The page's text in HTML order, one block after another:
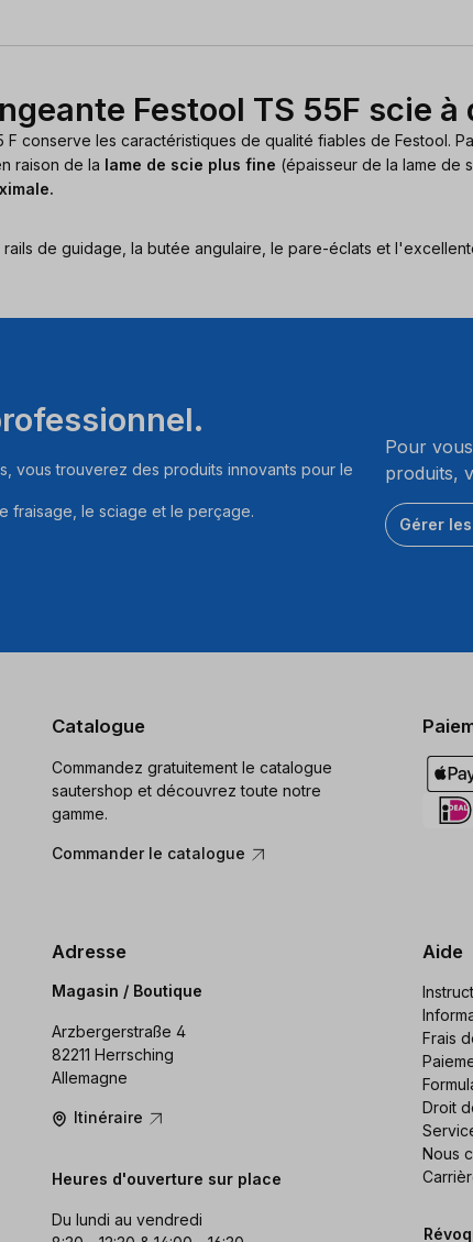
Festool TS 55F scie
conserve les caractéristiques de qualité fiables de Festool.
raison de la lame de scie plus fine (épaisseur de la lame de
de guidage, la butée angulaire, le pare-éclats et
vous trouverez des produits innovants pour le
fraisage, le sciage et le perçage.
Pour
produits,
Gérer
Catalogue
Commandez gratuitement le catalogue
sautershop et découvrez toute notre
gamme.
Commander le catalogue
Adresse
Magasin / Boutique
Arzbergerstraße 4
82211 Herrsching
Allemagne
Itinéraire
Heures d'ouverture sur place
Du lundi au vendredi
Aide
Frais
Droit
Nous